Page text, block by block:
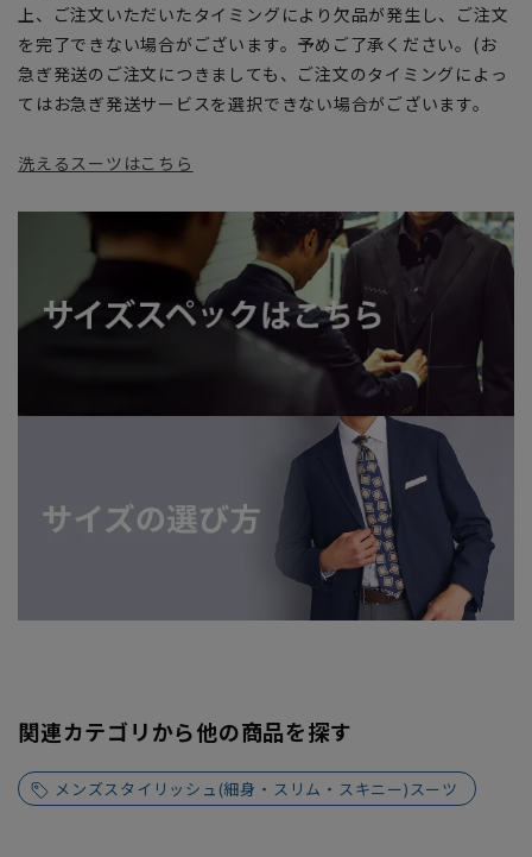
上、ご注文いただいたタイミングにより欠品が発生し、ご注文
を完了できない場合がございます。予めご了承ください。(お
急ぎ発送のご注文につきましても、ご注文のタイミングによっ
てはお急ぎ発送サービスを選択できない場合がございます。
洗えるスーツはこちら
関連カテゴリから他の商品を探す
メンズスタイリッシュ(細身・スリム・スキニー)スーツ